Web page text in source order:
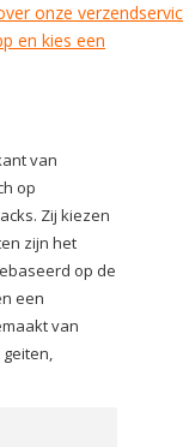
onze
en kies een
van
op
Zij kiezen
zijn het
op de
een
van